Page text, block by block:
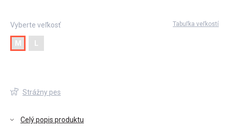
Vyberte veľkosť Tabuľka veľkostí
M
Strážny pes
Celý popis produktu